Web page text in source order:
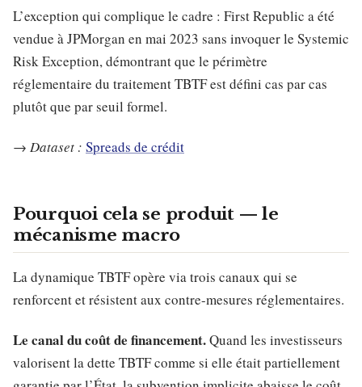
L’exception qui complique le cadre : First Republic a été
vendue à JPMorgan en mai 2023 sans invoquer le Systemic
Risk Exception, démontrant que le périmètre
réglementaire du traitement TBTF est défini cas par cas
plutôt que par seuil formel.
→ Dataset : Spreads de crédit
Pourquoi cela se produit — le
mécanisme macro
La dynamique TBTF opère via trois canaux qui se
renforcent et résistent aux contre-mesures réglementaires.
Le canal du coût de financement.Quand les investisseurs
valorisent la dette TBTF comme si elle était partiellement